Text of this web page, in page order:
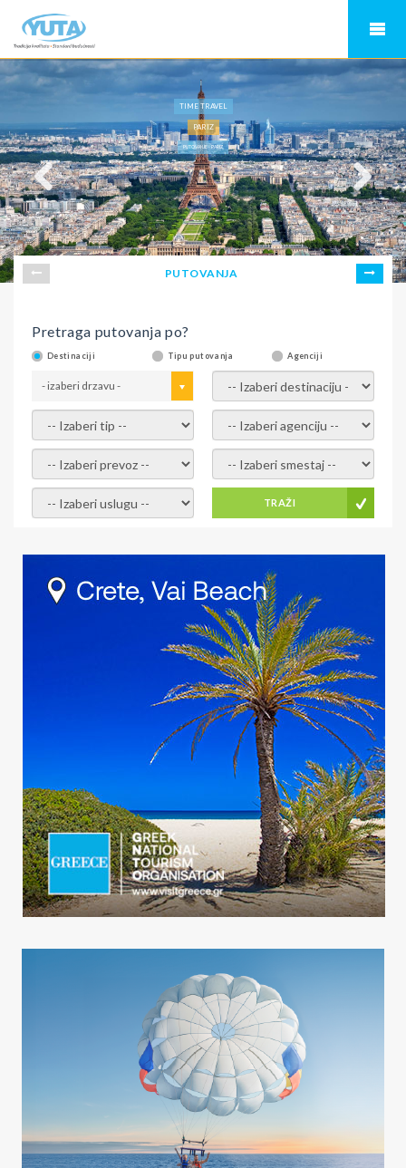
TIME TRAVEL
PARIZ
PUTOVANJE - PARIZ
PUTOVANJA
Pretraga putovanja po?
Destinaciji Tipu putovanja Agenciji
- izaberi drzavu - - izaberi destinaciju -
- izaberi tip - - izaberi agenciju -
- izaberi prevoz - - Izaberite smestaj -
- Izaberite uslugu - TRAŽI